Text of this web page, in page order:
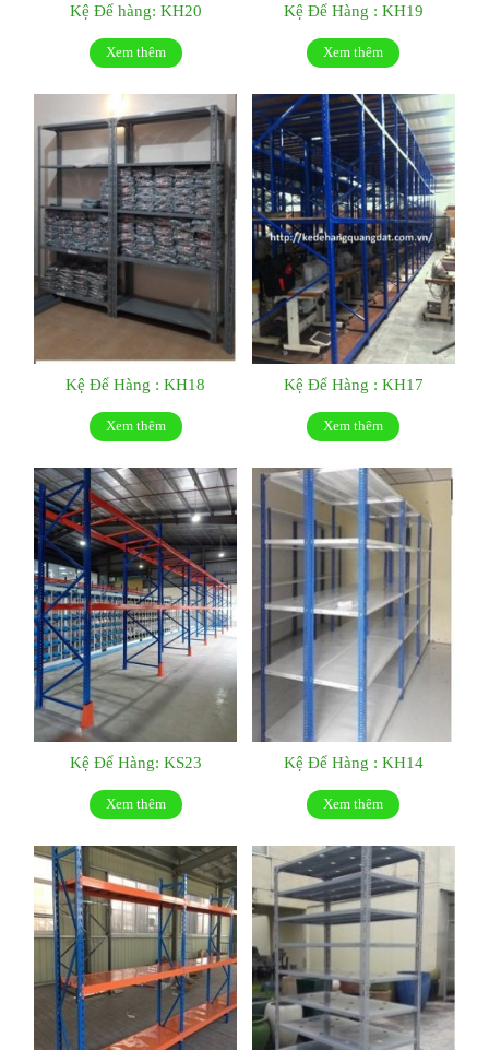
Kệ Để hàng: KH20
Xem thêm
Kệ Để Hàng : KH19
Xem thêm
Kệ Để Hàng : KH18
Xem thêm
Kệ Để Hàng : KH17
Xem thêm
Kệ Để Hàng: KS23
Xem thêm
Kệ Để Hàng : KH14
Xem thêm